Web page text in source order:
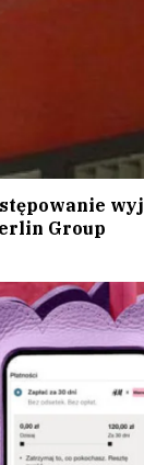
Group